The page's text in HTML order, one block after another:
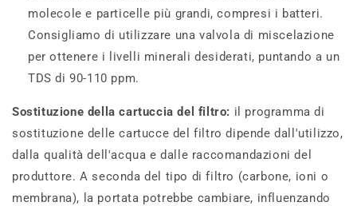
molecole e particelle più grandi, compresi i batteri.
Consigliamo di utilizzare una valvola di miscelazione
per ottenere i livelli minerali desiderati, puntando a un
TDS di 90-110 ppm.
Sostituzione della cartuccia del filtro: il programma di
sostituzione delle cartucce del filtro dipende dall'utilizzo,
dalla qualità dell'acqua e dalle raccomandazioni del
produttore. A seconda del tipo di filtro (carbone, ioni o
membrana), la portata potrebbe cambiare, influenzando